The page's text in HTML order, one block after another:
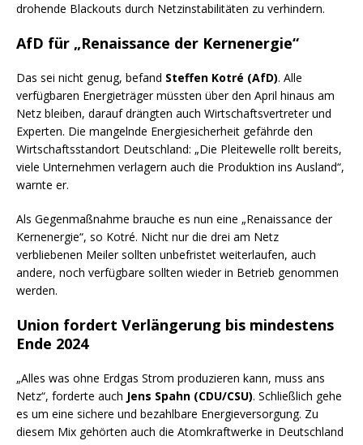
drohende Blackouts durch Netzinstabilitäten zu verhindern.
AfD für „Renaissance der Kernenergie“
Das sei nicht genug, befand Steffen Kotré (AfD). Alle
verfügbaren Energieträger müssten über den April hinaus am
Netz bleiben, darauf drängten auch Wirtschaftsvertreter und
Experten. Die mangelnde Energiesicherheit gefährde den
Wirtschaftsstandort Deutschland: „Die Pleitewelle rollt bereits,
viele Unternehmen verlagern auch die Produktion ins Ausland“,
warnte er.
Als Gegenmaßnahme brauche es nun eine „Renaissance der
Kernenergie“, so Kotré. Nicht nur die drei am Netz
verbliebenen Meiler sollten unbefristet weiterlaufen, auch
andere, noch verfügbare sollten wieder in Betrieb genommen
werden.
Union fordert Verlängerung bis mindestens
Ende 2024
„Alles was ohne Erdgas Strom produzieren kann, muss ans
Netz“, forderte auch Jens Spahn (CDU/CSU). Schließlich gehe
es um eine sichere und bezahlbare Energieversorgung. Zu
diesem Mix gehörten auch die Atomkraftwerke in Deutschland